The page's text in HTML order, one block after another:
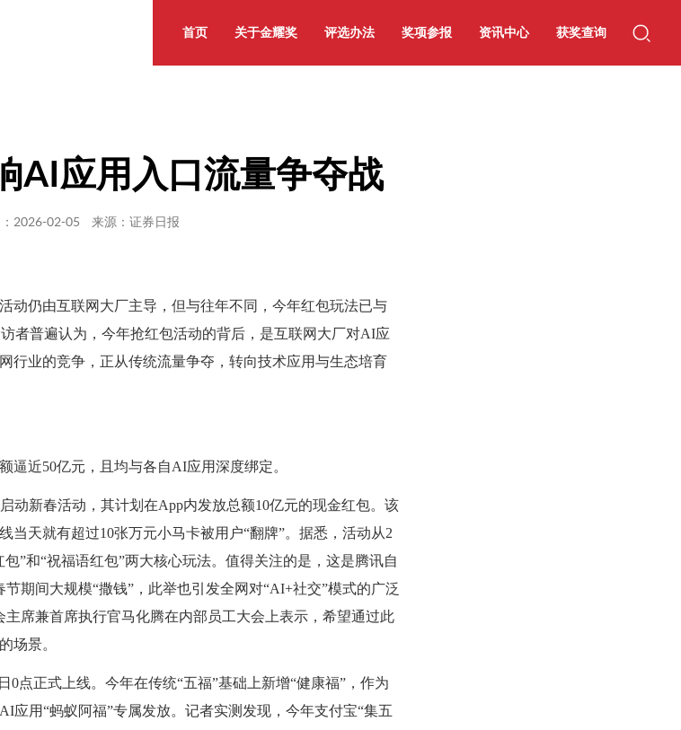
首页 关于金耀奖 评选办法 奖项参报 资讯中心 获奖查询
AI应用入口流量争夺战
：2026-02-05 来源：证券日报
动仍由互联网大厂主导，但与往年不同，今年红包玩法已与
者普遍认为，今年抢红包活动的背后，是互联网大厂对AI应
行业的竞争，正从传统流量争夺，转向技术应用与生态培育
逼近50亿元，且均与各自AI应用深度绑定。
动新春活动，其计划在App内发放总额10亿元的现金红包。该
当天就有超过10张万元小马卡被用户“翻牌”。据悉，活动从2
”和“祝福语红包”两大核心玩法。值得关注的是，这是腾讯自
期间大规模“撒钱”，此举也引发全网对“AI+社交”模式的广泛
席兼首席执行官马化腾在内部员工大会上表示，希望通过此
场景。
0点正式上线。今年在传统“五福”基础上新增“健康福”，作为
应用“蚂蚁阿福”专属发放。记者实测发现，今年支付宝“集五